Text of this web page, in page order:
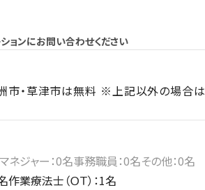
ョンにお問い合わせください
市・草津市は無料 ※上記以外の場合は
ネジャー：0名事務職員：0名その他：0名
作業療法士（ＯＴ）：1名